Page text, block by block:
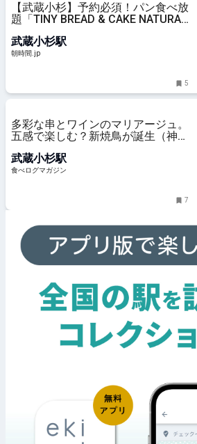
【武蔵小杉】予約必須！パン食べ放
題「TINY BREAD & CAKE NATURA
間.jp
武蔵小杉駅
朝時間.jp
5
多彩な串とワインのマリアージュ。
五感で楽しむ？新焼鳥が誕生（神奈
武蔵小杉駅
食べログマガジン
7